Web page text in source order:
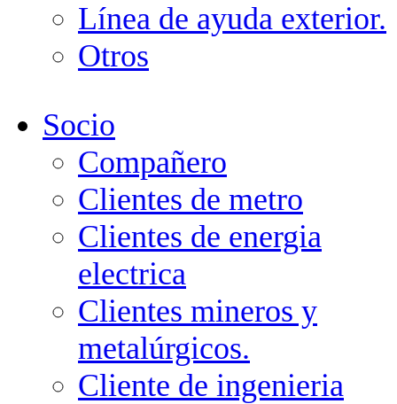
Línea de ayuda exterior.
Otros
Socio
Compañero
Clientes de metro
Clientes de energia
electrica
Clientes mineros y
metalúrgicos.
Cliente de ingenieria